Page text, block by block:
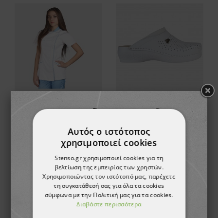
Γυναικεία Ιατρική Μπλούζα άσπρο SINTIA WHITE/LIGHT BLUE
7,44 €
Γυναικεία σαμπό LEON WHITE
26,25 €
Αυτός ο ιστότοπος
χρησιμοποιεί cookies
Stenso.gr χρησιμοποιεί cookies για τη
βελτίωση της εμπειρίας των χρηστών.
Χρησιμοποιώντας τον ιστότοπό μας, παρέχετε
τη συγκατάθεσή σας για όλα τα cookies
σύμφωνα με την Πολιτική μας για τα cookies.
Διαβάστε περισσότερα